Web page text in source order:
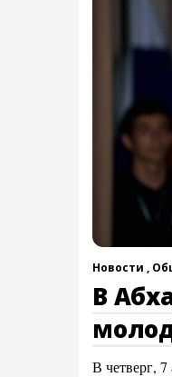
Новости ,
В
В четверг, 7